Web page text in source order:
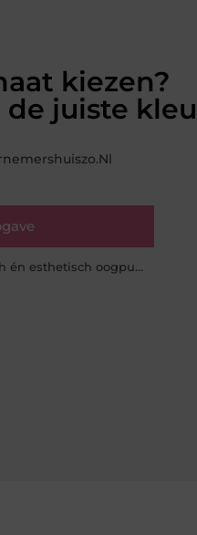
kiezen?
de juiste
Kleuradvies vanuit technisch én esthetisch oogpunt